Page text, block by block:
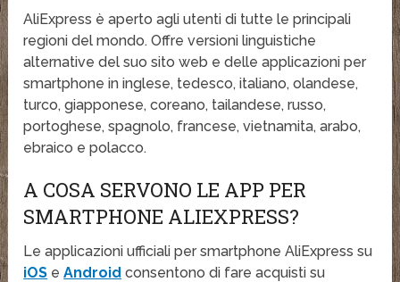
AliExpress è aperto agli utenti di tutte le principali
regioni del mondo. Offre versioni linguistiche
alternative del suo sito web e delle applicazioni per
smartphone in inglese, tedesco, italiano, olandese,
turco, giapponese, coreano, tailandese, russo,
portoghese, spagnolo, francese, vietnamita, arabo,
ebraico e polacco.
A COSA SERVONO LE APP PER
SMARTPHONE ALIEXPRESS?
Le applicazioni ufficiali per smartphone AliExpress su
iOS eAndroid consentono di fare acquisti su